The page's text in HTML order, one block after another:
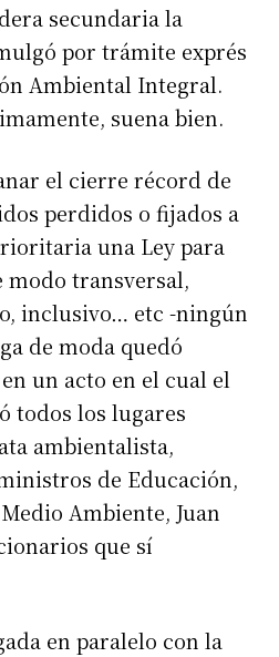
secundaria la
por trámite exprés
Ambiental Integral.
suena bien.
el cierre récord de
perdidos o fijados a
una Ley para
modo transversal,
inclusivo… etc -ningún
de moda quedó
un acto en el cual el
todos los lugares
ambientalista,
de Educación,
Ambiente, Juan
que sí
en paralelo con la